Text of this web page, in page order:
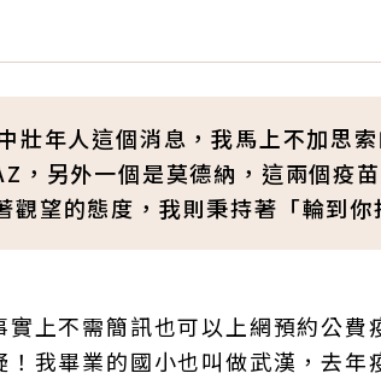
壯年人這個消息，我馬上不加思
，另外一個是莫德納，這兩個疫
觀望的態度，我則秉持著「輪到
上不需簡訊也可以上網預約公費
我畢業的國小也叫做武漢，去